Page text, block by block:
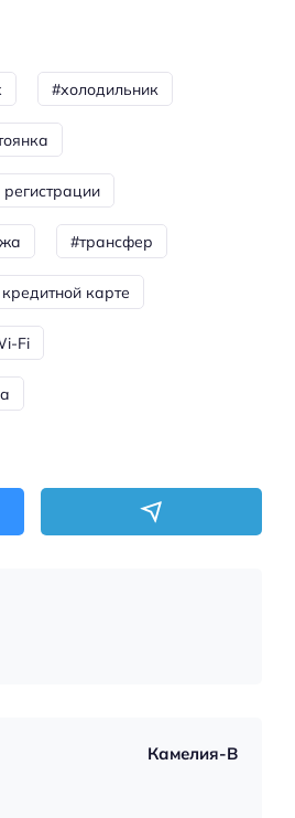
#холодильник
регистрации
#трансфер
карте
Fi
Камелия-В